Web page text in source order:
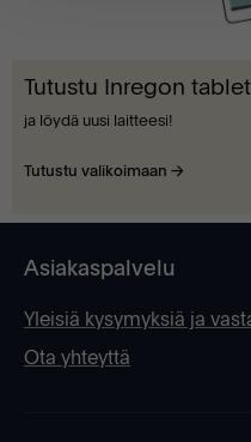
Tutustu Inregon
ja löydä uusi laitteesi!
Tutustu valikoimaan
Asiakaspalvelu
Yleisiä kysymyksiä ja
Ota yhteyttä